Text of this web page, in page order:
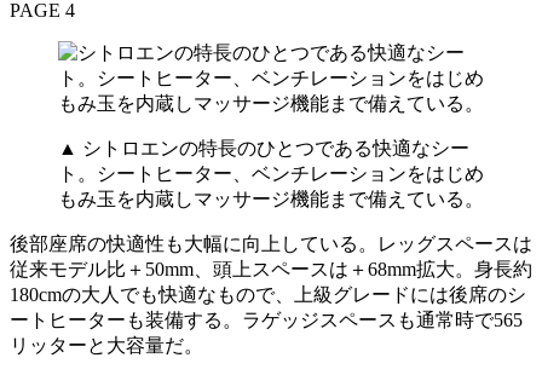
PAGE 4
▲ シトロエンの特長のひとつである快適なシー
ト。シートヒーター、ベンチレーションをはじめ
もみ玉を内蔵しマッサージ機能まで備えている。
後部座席の快適性も大幅に向上している。レッグスペースは
従来モデル比＋50mm、頭上スペースは＋68mm拡大。身長約
180cmの大人でも快適なもので、上級グレードには後席のシ
ートヒーターも装備する。ラゲッジスペースも通常時で565
リッターと大容量だ。